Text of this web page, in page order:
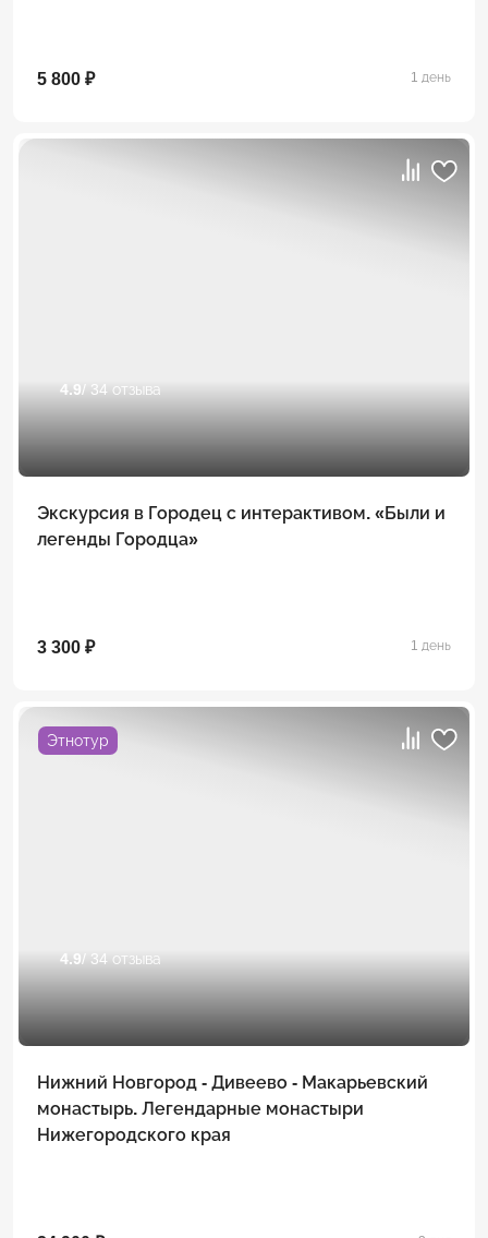
5 800 ₽ 1 день
4.9 / 34 отзыва
Экскурсия в Городец с интерактивом. «Были и
легенды Городца»
3 300 ₽ 1 день
Этнотур
4.9 / 34 отзыва
Нижний Новгород - Дивеево - Макарьевский
монастырь. Легендарные монастыри
Нижегородского края